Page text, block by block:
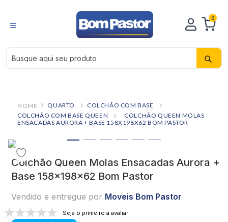
0
Busque aqui seu produto
QUARTO
COLCHÃO COM BASE
COLCHÃO COM BASE QUEEN
COLCHÃO QUEEN MOLAS
ENSACADAS AURORA + BASE 158X198X62 BOM PASTOR
Colchão Queen Molas Ensacadas Aurora +
Base 158x198x62 Bom Pastor
Vendido e entregue por Moveis Bom Pastor
Seja o primeiro a avaliar